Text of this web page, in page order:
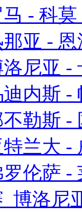
- 科莫
亚 -
尼亚 -
内斯 -
勒斯 -
兰大 -
伦萨 -
博洛尼